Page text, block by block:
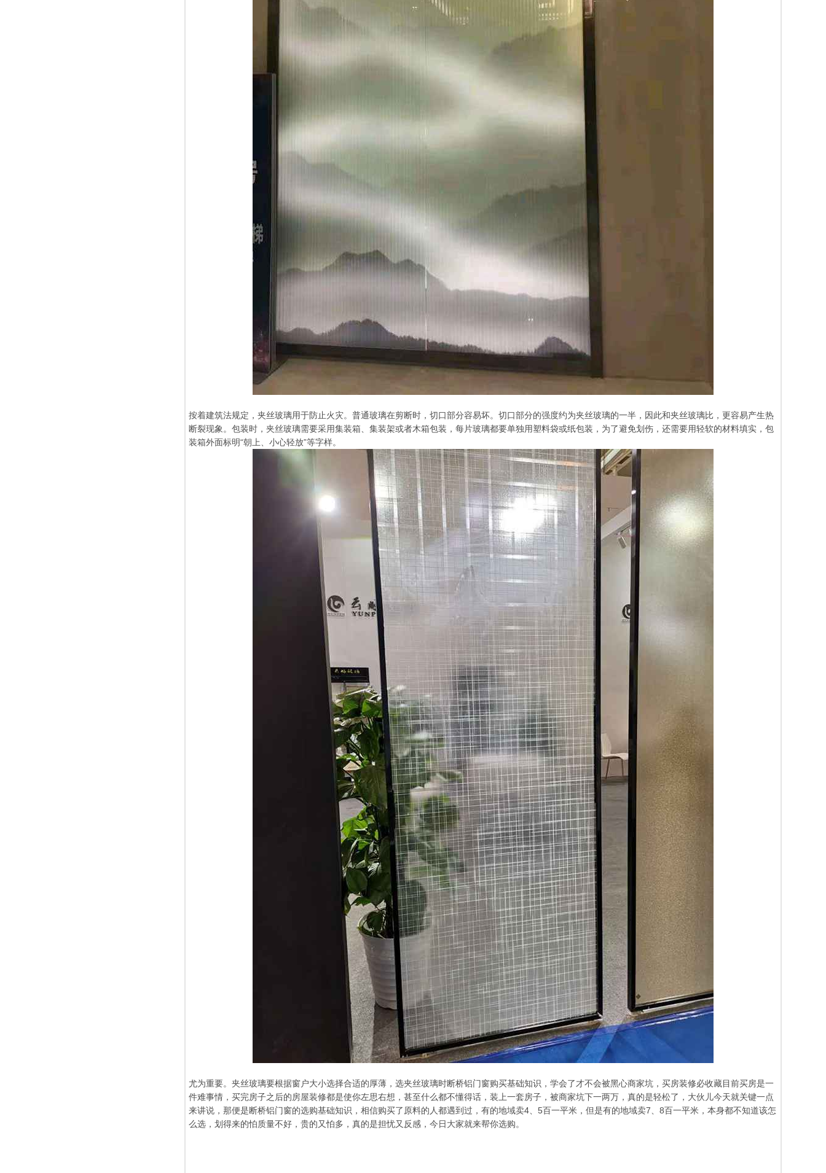
按着建筑法规定，夹丝玻璃用于防止火灾。普通玻璃在剪断时，切口部分容易坏。切口部分的强度约为夹丝玻璃的一半，因此和夹丝玻璃比，更容易产生热
断裂现象。包装时，夹丝玻璃需要采用集装箱、集装架或者木箱包装，每片玻璃都要单独用塑料袋或纸包装，为了避免划伤，还需要用轻软的材料填实，包
装箱外面标明“朝上、小心轻放”等字样。
尤为重要。夹丝玻璃要根据窗户大小选择合适的厚薄，选夹丝玻璃时断桥铝门窗购买基础知识，学会了才不会被黑心商家坑，买房装修必收藏目前买房是一
件难事情，买完房子之后的房屋装修都是使你左思右想，甚至什么都不懂得话，装上一套房子，被商家坑下一两万，真的是轻松了，大伙儿今天就关键一点
来讲说，那便是断桥铝门窗的选购基础知识，相信购买了原料的人都遇到过，有的地域卖4、5百一平米，但是有的地域卖7、8百一平米，本身都不知道该怎
么选，划得来的怕质量不好，贵的又怕多，真的是担忧又反感，今日大家就来帮你选购。